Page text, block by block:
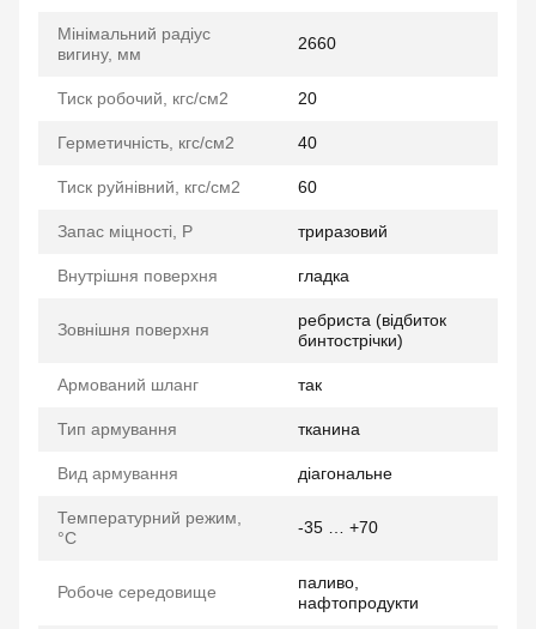
Мінімальний радіус
вигину, мм
2660
Тиск робочий, кгс/см2 20
Герметичність, кгс/см2 40
Тиск руйнівний, кгс/см2 60
Запас міцності, P триразовий
Внутрішня поверхня гладка
Зовнішня поверхня
ребриста (відбиток
бинтострічки)
Армований шланг так
Тип армування тканина
Вид армування діагональне
Температурний режим,
°C
-35 … +70
Робоче середовище
паливо,
нафтопродукти